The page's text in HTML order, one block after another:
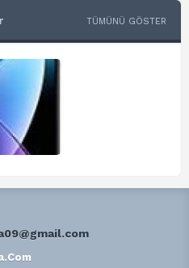
TÜMÜNÜ GÖSTER